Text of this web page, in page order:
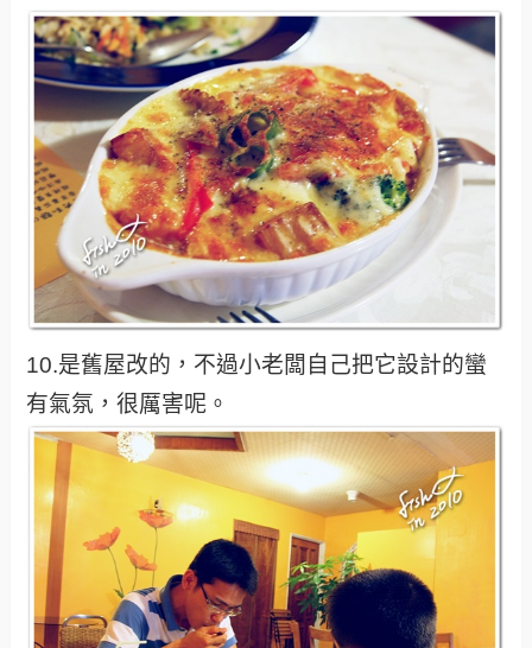
10.是舊屋改的，不過小老闆自己把它設計的蠻
有氣氛，很厲害呢。